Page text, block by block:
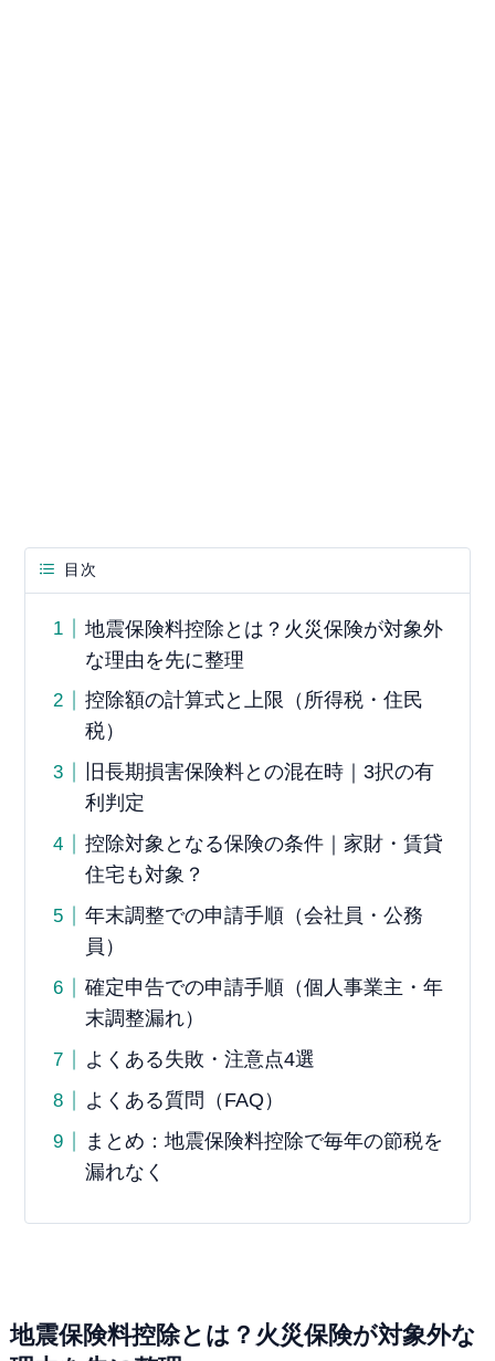
目次
地震保険料控除とは？火災保険が対象外
な理由を先に整理
控除額の計算式と上限（所得税・住民
税）
旧長期損害保険料との混在時｜3択の有
利判定
控除対象となる保険の条件｜家財・賃貸
住宅も対象？
年末調整での申請手順（会社員・公務
員）
確定申告での申請手順（個人事業主・年
末調整漏れ）
よくある失敗・注意点4選
よくある質問（FAQ）
まとめ：地震保険料控除で毎年の節税を
漏れなく
地震保険料控除とは？火災保険が対象外な